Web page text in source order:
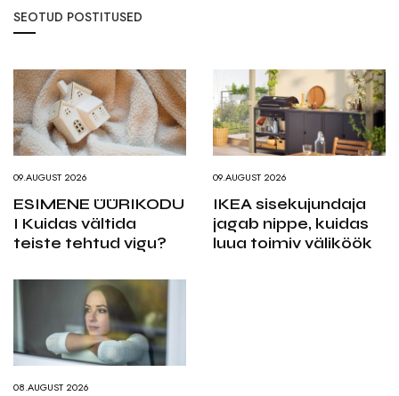
SEOTUD POSTITUSED
09.AUGUST 2026
ESIMENE ÜÜRIKODU
I Kuidas vältida
teiste tehtud vigu?
09.AUGUST 2026
IKEA sisekujundaja
jagab nippe, kuidas
luua toimiv väliköök
08.AUGUST 2026